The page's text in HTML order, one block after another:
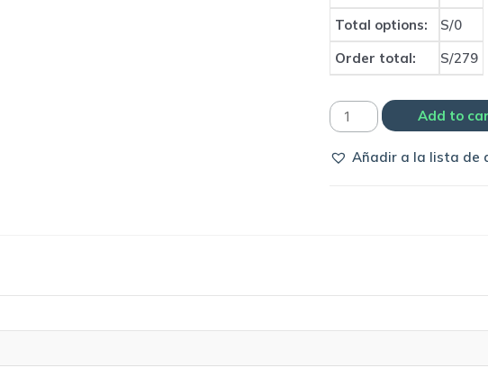
Total options:
S/0
Order total:
S/279
Polera
Espanyol
Add to
Añadir a la lista de